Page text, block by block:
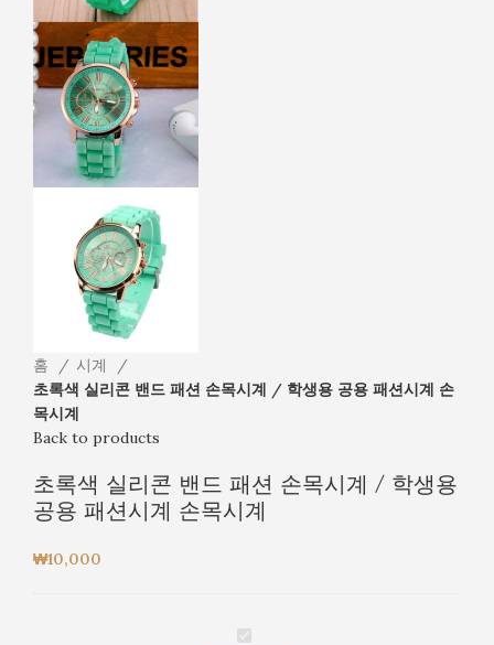
홈
시계
초록색 실리콘 밴드 패션 손목시계 / 학생용 공용 패션시계 손
목시계
Back to products
초록색 실리콘 밴드 패션 손목시계 / 학생용
공용 패션시계 손목시계
₩10,000
초